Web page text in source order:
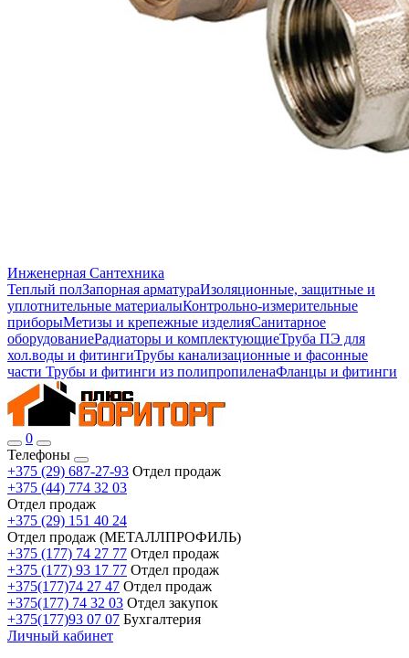
Инженерная Сантехника
Теплый полЗапорная арматураИзоляционные, защитные и
уплотнительные материалыКонтрольно-измерительные
приборыМетизы и крепежные изделияСанитарное
оборудованиеРадиаторы и комплектующиеТруба ПЭ для
хол.воды и фитингиТрубы канализационные и фасонные
части Трубы и фитинги из полипропиленаФланцы и фитинги
0
Телефоны
+375 (29) 687-27-93 Отдел продаж
+375 (44) 774 32 03
Отдел продаж
+375 (29) 151 40 24
Отдел продаж (МЕТАЛЛПРОФИЛЬ)
+375 (177) 74 27 77 Отдел продаж
+375 (177) 93 17 77 Отдел продаж
+375(177)74 27 47 Отдел продаж
+375(177) 74 32 03 Отдел закупок
+375(177)93 07 07 Бухгалтерия
Личный кабинет